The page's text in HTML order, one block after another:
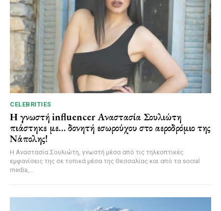
CELEBRITIES
Η γνωστή influencer Αναστασία Σουλιώτη
πιάστηκε με… δονητή εσωρούχου στο αεροδρόμιο της
Νάπολης!
Η Αναστασία Σουλιώτη, γνωστή μέσα από τις τηλεοπτικές
εμφανίσεις της σε τοπικά μέσα της Θεσσαλίας και από τα social
media,...